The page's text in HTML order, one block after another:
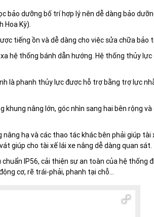
bảo dưỡng bố trí hợp lý nên dễ dàng bảo
Hoa Kỳ).
tiếng ồn và dễ dàng cho việc sửa chữa bảo
hệ thống bánh dẫn hướng. Hệ thống thủy lực
là phanh thủy lực được hỗ trợ bằng trợ lực
nâng lớn, góc nhìn sang hai bên rộng và
hạ và các thao tác khác bên phải giúp tài
giúp cho tài xế lái xe nâng dễ dàng quan sát.
IP56, cải thiện sự an toàn của hệ thống
cơ, rẽ trái-phải, phanh tại chỗ…